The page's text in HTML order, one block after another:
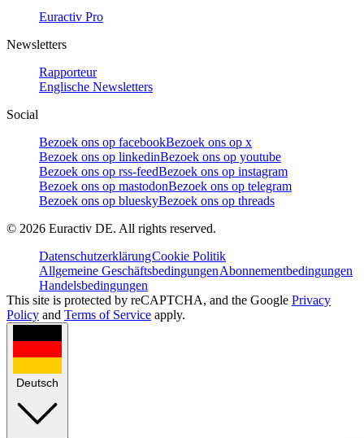
Euractiv Pro
Newsletters
Rapporteur
Englische Newsletters
Social
Bezoek ons op facebookBezoek ons op x
Bezoek ons op linkedinBezoek ons op youtube
Bezoek ons op rss-feedBezoek ons op instagram
Bezoek ons op mastodonBezoek ons op telegram
Bezoek ons op blueskyBezoek ons op threads
© 2026 Euractiv DE. All rights reserved.
DatenschutzerklärungCookie Politik
Allgemeine GeschäftsbedingungenAbonnementbedingungen
Handelsbedingungen
This site is protected by reCAPTCHA, and the Google Privacy
Policy and Terms of Service apply.
Deutsch